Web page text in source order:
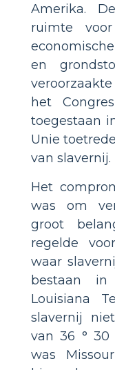
Amerika.
ruimte
en
het
toegestaan
Unie
van slavernij.
Het
was om
groot
regelde
waar
bestaan
Louisiana
slavernij
van 36 ° 30
was